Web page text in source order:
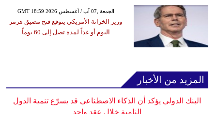
GMT 18:59 2026 الجمعة ,07 آب / أغسطس
وزير الخزانة الأمريكي يتوقع فتح مضيق هرمز
اليوم أو غداً لمدة تصل إلى 60 يوماً
المزيد من الأخبار
البنك الدولي يؤكد أن الذكاء الاصطناعي قد يسرّع تنمية الدول
النامية خلال عقد واحد